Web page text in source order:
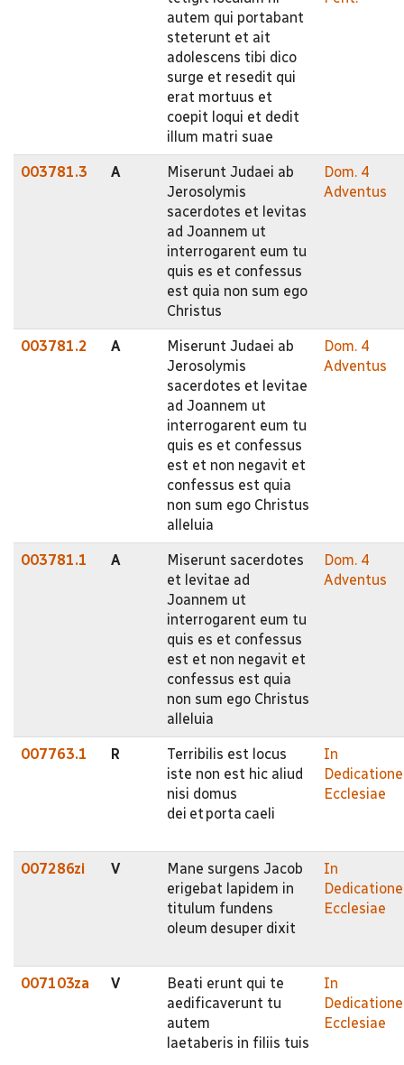
autem qui portabant
steterunt et ait
adolescens tibi dico
surge et resedit qui
erat mortuus et
coepit loqui et dedit
illum matri suae
003781.3 A
Miserunt Judaei ab
Jerosolymis
sacerdotes et levitas
ad Joannem ut
interrogarent eum tu
quis es et confessus
est quia non sum ego
Christus
Dom. 4
Adventus
003781.2 A
Miserunt Judaei ab
Jerosolymis
sacerdotes et levitae
ad Joannem ut
interrogarent eum tu
quis es et confessus
est et non negavit et
confessus est quia
non sum ego Christus
alleluia
Dom. 4
Adventus
003781.1 A
Miserunt sacerdotes
et levitae ad
Joannem ut
interrogarent eum tu
quis es et confessus
est et non negavit et
confessus est quia
non sum ego Christus
alleluia
Dom. 4
Adventus
007763.1 R
Terribilis est locus
iste non est hic aliud
nisi domus
dei et porta caeli
In
Dedicatione
Ecclesiae
007286zi V
Mane surgens Jacob
erigebat lapidem in
titulum fundens
oleum desuper dixit
In
Dedicatione
Ecclesiae
007103za V
Beati erunt qui te
aedificaverunt tu
autem
laetaberis in filiis tuis
In
Dedicatione
Ecclesiae